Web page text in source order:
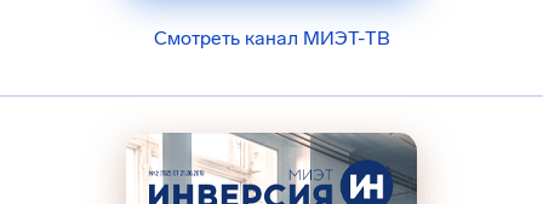
Смотреть канал МИЭТ-ТВ